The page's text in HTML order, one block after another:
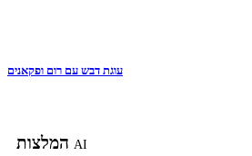
עוגת דבש עם רום ופקאנים
AI